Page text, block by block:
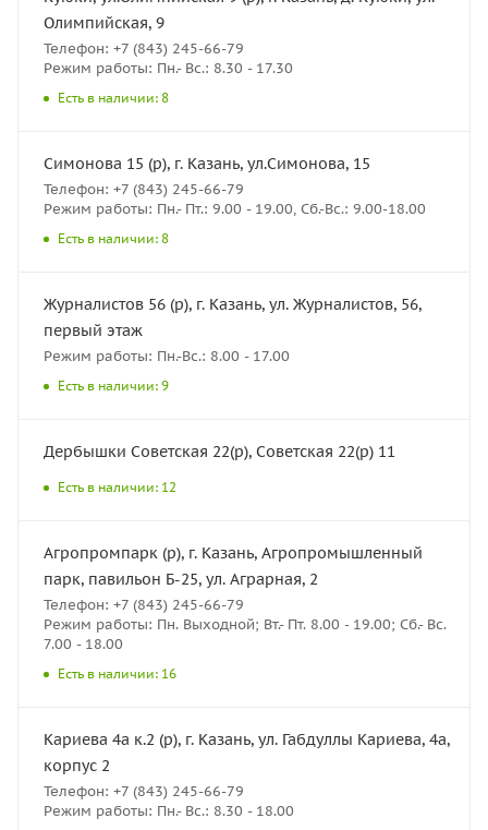
Олимпийская, 9
Телефон: +7 (843) 245-66-79
Режим работы: Пн.- Вс.: 8.30 - 17.30
Есть в наличии: 8
Симонова 15 (р), г. Казань, ул.Симонова, 15
Телефон: +7 (843) 245-66-79
Режим работы: Пн.- Пт.: 9.00 - 19.00, Сб.-Вс.: 9.00-18.00
Есть в наличии: 8
Журналистов 56 (р), г. Казань, ул. Журналистов, 56,
первый этаж
Режим работы: Пн.-Вс.: 8.00 - 17.00
Есть в наличии: 9
Дербышки Советская 22(р), Советская 22(р) 11
Есть в наличии: 12
Агропромпарк (р), г. Казань, Агропромышленный
парк, павильон Б-25, ул. Аграрная, 2
Телефон: +7 (843) 245-66-79
Режим работы: Пн. Выходной; Вт.- Пт. 8.00 - 19.00; Сб.- Вс.
7.00 - 18.00
Есть в наличии: 16
Кариева 4а к.2 (р), г. Казань, ул. Габдуллы Кариева, 4а,
корпус 2
Телефон: +7 (843) 245-66-79
Режим работы: Пн.- Вс.: 8.30 - 18.00